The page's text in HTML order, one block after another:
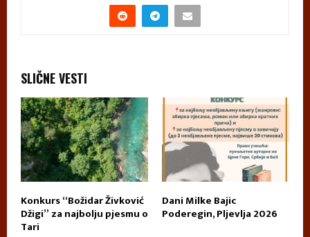
SLIČNE VESTI
Konkurs “Božidar Živković
Džigi” za najbolju pjesmu o
Tari
Dani Milke Bajic
Poderegin, Pljevlja 2026